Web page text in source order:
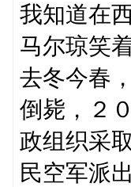
我知道在
马尔琼笑
去冬今春
倒毙，２
政组织采
民空军派